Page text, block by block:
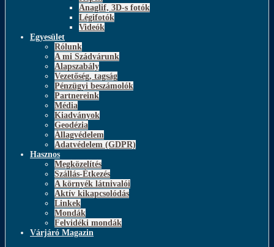
Anaglif, 3D-s fotók
Légifotók
Videók
Egyesület
Rólunk
A mi Szádvárunk
Alapszabály
Vezetőség, tagság
Pénzügyi beszámolók
Partnereink
Média
Kiadványok
Geodézia
Állagvédelem
Adatvédelem (GDPR)
Hasznos
Megközelítés
Szállás-Étkezés
A környék látnivalói
Aktív kikapcsolódás
Linkek
Mondák
Felvidéki mondák
Várjáró Magazin